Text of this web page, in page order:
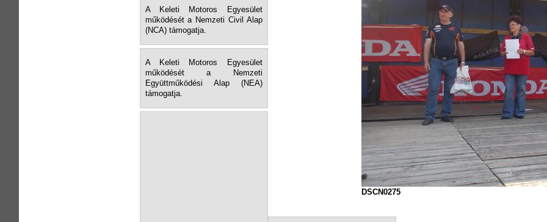
A Keleti Motoros Egyesület
működését a Nemzeti Civil Alap
(NCA) támogatja.
A Keleti Motoros Egyesület
működését a Nemzeti
Együttműködési Alap (NEA)
támogatja.
DSCN0275